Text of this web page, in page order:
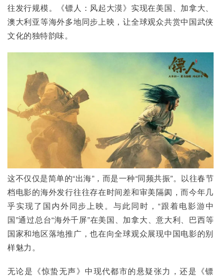
往发行规模。《镖人：风起大漠》实现在美国、加拿大、
澳大利亚等海外多地同步上映，让全球观众共赏中国武侠
文化的独特韵味。
这不仅仅是简单的“出海”，而是一种“同频共振”。以往春节
档电影的海外发行往往存在时间差和审美隔阂，而今年几
乎实现了国内外同步上映。与此同时，“跟着电影游中
国”通过总台“海外千屏”在美国、加拿大、意大利、巴西等
国家和地区落地推广，也在向全球观众展现中国电影的别
样魅力。
无论是《惊蛰无声》中现代都市的悬疑张力，还是《镖